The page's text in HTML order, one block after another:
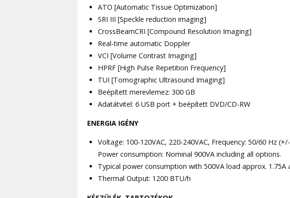
ATO [Automatic Tissue Optimization]
SRI III [Speckle reduction imaging]
CrossBeamCRI [Compound Resolution Imaging]
Real-time automatic Doppler
VCI [Volume Contrast Imaging]
HPRF [High Pulse Repetition Frequency]
TUI [Tomographic Ultrasound Imaging]
Beépített merevlemez: 300 GB
Adatátvitel: 6 USB port + beépített DVD/CD-RW
ENERGIA IGÉNY
Voltage: 100-120VAC, 220-240VAC, Frequency: 50/60 Hz
Power consumption: Nominal 900VA including all options.
Typical power consumption with 500VA load approx. 1.75A
Thermal Output: 1200 BTU/h